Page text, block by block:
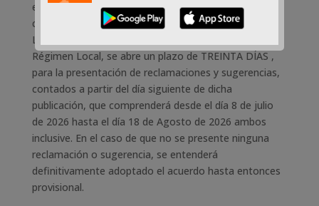
este Ayuntamiento el día 7 de julio de 2026 de
conformidad con lo dispuesto en el artículo 49 de la
Ley 7/1985, de 2 de abril, reguladora de las Bases de
Régimen Local, se abre un plazo de TREINTA DÍAS ,
para la presentación de reclamaciones y sugerencias,
contados a partir del día siguiente de dicha
publicación, que comprenderá desde el día 8 de julio
de 2026 hasta el día 18 de Agosto de 2026 ambos
inclusive. En el caso de que no se presente ninguna
reclamación o sugerencia, se entenderá
definitivamente adoptado el acuerdo hasta entonces
provisional.